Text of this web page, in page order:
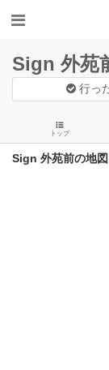
Sign 外苑
行っ
トップ
Sign 外苑前の地図